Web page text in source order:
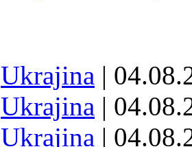
Ukrajina |
Ukrajina |
Ukrajina |